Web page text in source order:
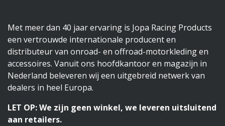
Met meer dan 40 jaar ervaring is Jopa Racing Products
een vertrouwde internationale producent en
distributeur van onroad- en offroad-motorkleding en
accessoires. Vanuit ons hoofdkantoor en magazijn in
Nederland beleveren wij een uitgebreid netwerk van
dealers in heel Europa.
LET OP: We zijn geen winkel, we leveren uitsluitend
aan retailers.